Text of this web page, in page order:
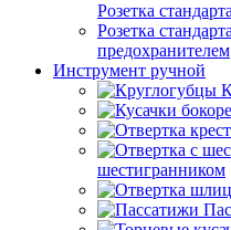
Розетка
Розетка
предохранителем
Инструмент ручной
шестигранником